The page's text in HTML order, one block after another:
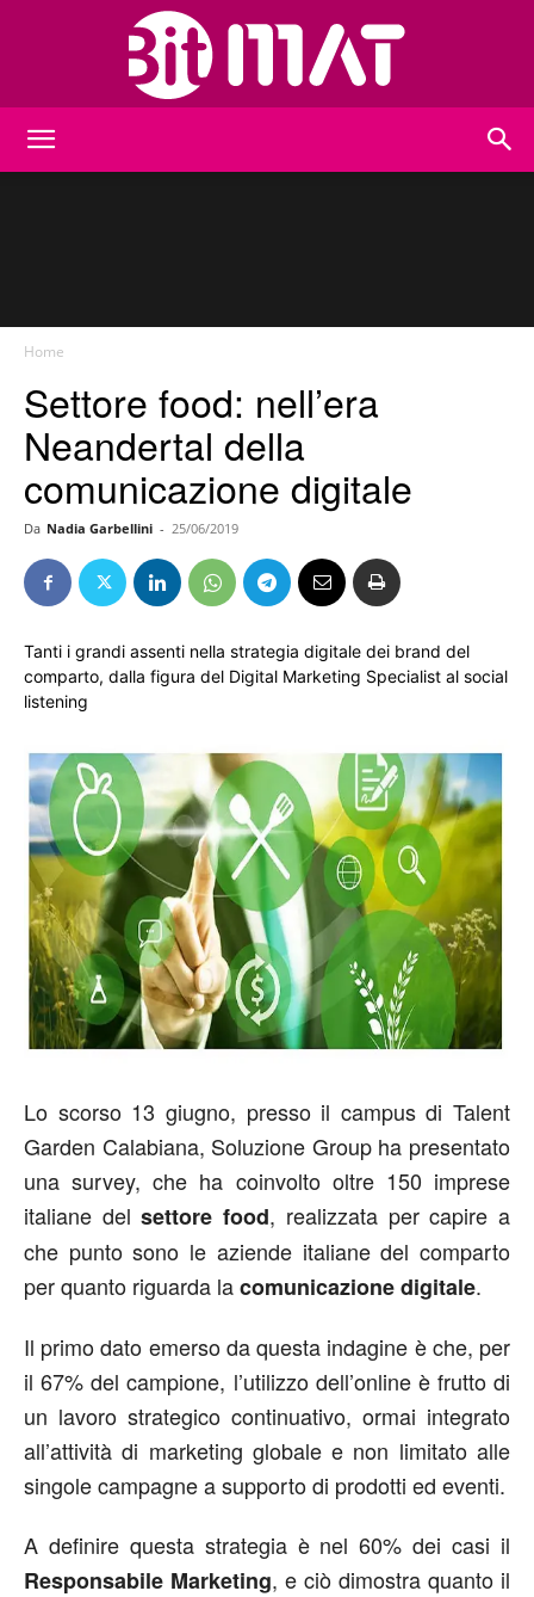
Home
Settore food: nell’era
Neandertal della
comunicazione digitale
Da Nadia Garbellini - 25/06/2019
Tanti i grandi assenti nella strategia digitale dei brand del
comparto, dalla figura del Digital Marketing Specialist al social
listening
Lo scorso 13 giugno, presso il campus di Talent
Garden Calabiana, Soluzione Group ha presentato
una survey, che ha coinvolto oltre 150 imprese
italiane delsettore food, realizzata per capire a
che punto sono le aziende italiane del comparto
per quanto riguarda lacomunicazione digitale.
Il primo dato emerso da questa indagine è che, per
il 67% del campione, l’utilizzo dell’online è frutto di
un lavoro strategico continuativo, ormai integrato
all’attività di marketing globale e non limitato alle
singole campagne a supporto di prodotti ed eventi.
A definire questa strategia è nel 60% dei casi il
Responsabile Marketing, e ciò dimostra quanto il